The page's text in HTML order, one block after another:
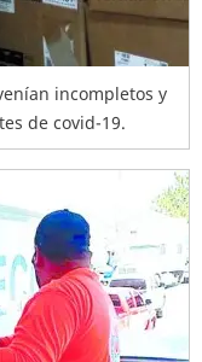
incompletos y
de covid-19.